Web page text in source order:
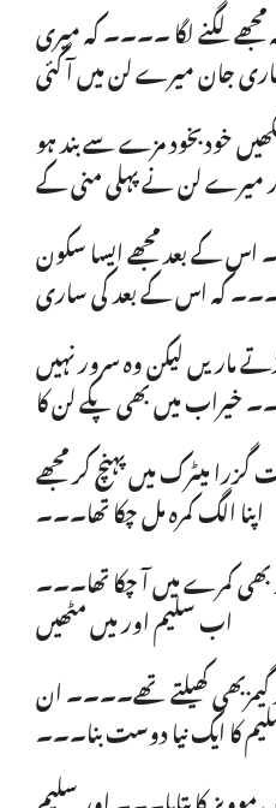
لگنے لگا ۔۔۔۔ کہ میری
جان میرے لن میں آ گئی
خودبخود مزے سے بند ہو
میرے لن نے پہلی منی کے
کے بعد مجھے ایسا سکون
کہ اس کے بعد کی ساری
ماریں لیکن وہ سرور نہیں
خیراب میں بھی پکے لن کا
میٹرک میں پہنچ کر مجھے
اپنا الگ کمرہ مل چکا تھا۔۔۔
بھی کمرے میں آ چکا تھا۔۔۔
اب سلیم اور میں مٹھیں
گیمزبھی کھیلتے تھے۔۔۔۔ ان
کا ایک نیا دوست بنا۔۔۔